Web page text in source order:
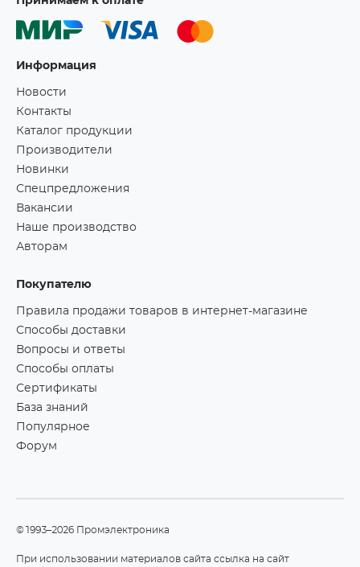
Информация
Новости
Контакты
Каталог продукции
Производители
Новинки
Спецпредложения
Вакансии
Наше производство
Авторам
Покупателю
Правила продажи товаров в интернет-магазине
Способы доставки
Вопросы и ответы
Способы оплаты
Сертификаты
База знаний
Популярное
Форум
©1993–2026 Промэлектроника
При использовании материалов сайта ссылка на сайт